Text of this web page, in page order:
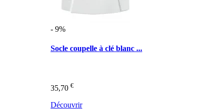
- 9%
Socle coupelle à clé blanc ...
35,70 €
Découvrir